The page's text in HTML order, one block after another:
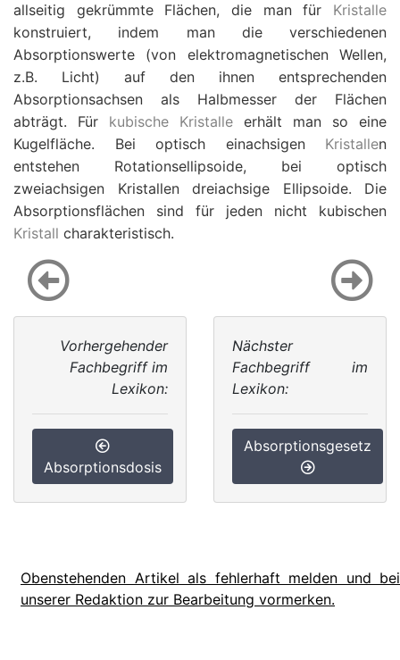
allseitig gekrümmte Flächen, die man für Kristalle
konstruiert, indem man die verschiedenen
Absorptionswerte (von elektromagnetischen Wellen,
z.B. Licht) auf den ihnen entsprechenden
Absorptionsachsen als Halbmesser der Flächen
abträgt. Für kubische Kristalle erhält man so eine
Kugelfläche. Bei optisch einachsigen Kristallen
entstehen Rotationsellipsoide, bei optisch
zweiachsigen Kristallen dreiachsige Ellipsoide. Die
Absorptionsflächen sind für jeden nicht kubischen
Kristall charakteristisch.
Vorhergehender
Fachbegriff im
Lexikon:
Absorptionsdosis
Nächster
Fachbegriff im
Lexikon:
Absorptionsgesetz
Obenstehenden Artikel als fehlerhaft melden und bei
unserer Redaktion zur Bearbeitung vormerken.